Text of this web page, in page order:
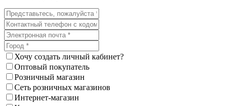
Хочу создать личный кабинет?
Оптовый покупатель
Розничный магазин
Сеть розничных магазинов
Интернет-магазин